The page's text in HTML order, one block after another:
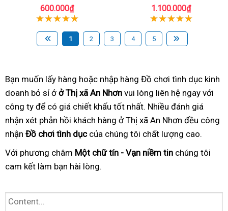
600.000₫ 1.100.000₫
1 2 3 4 5
Bạn muốn lấy hàng hoặc nhập hàng Đồ chơi tình dục kinh
doanh bỏ sỉ ở ở Thị xã An Nhơn vui lòng liên hệ ngay với
công ty để có giá chiết khấu tốt nhất. Nhiều đánh giá
nhận xét phản hồi khách hàng ở Thị xã An Nhơn đều công
nhận Đồ chơi tình dụccủa chúng tôi chất lượng cao.
Với phương châm Một chữ tín - Vạn niềm tin chúng tôi
cam kết làm bạn hài lòng.